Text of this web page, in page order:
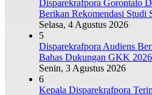
Disparekrafpora Gorontalo
Berikan Rekomendasi Studi
Selasa, 4 Agustus 2026
5
Disparekrafpora Audiens
Bahas Dukungan GKK 2026
Senin, 3 Agustus 2026
6
Kepala Disparekrafpora